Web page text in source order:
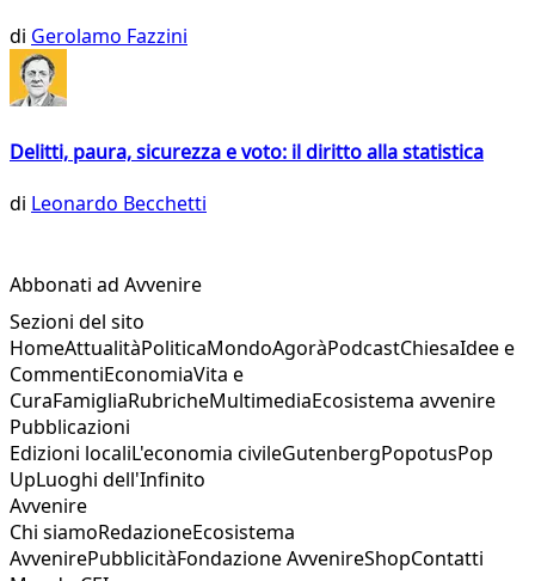
di Gerolamo Fazzini
Delitti, paura, sicurezza e voto: il diritto alla statistica
di Leonardo Becchetti
Abbonati ad Avvenire
Sezioni del sito
HomeAttualitàPoliticaMondoAgoràPodcastChiesaIdee e
CommentiEconomiaVita e
CuraFamigliaRubricheMultimediaEcosistema avvenire
Pubblicazioni
Edizioni localiL'economia civileGutenbergPopotusPop
UpLuoghi dell'Infinito
Avvenire
Chi siamoRedazioneEcosistema
AvvenirePubblicitàFondazione AvvenireShopContatti